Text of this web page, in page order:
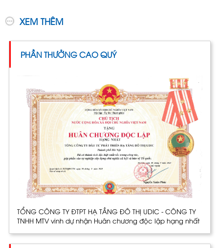
XEM THÊM
PHẦN THƯỞNG CAO QUÝ
TỔNG CÔNG TY ĐTPT HẠ TẦNG ĐÔ THỊ UDIC - CÔNG TY
TNHH MTV vinh dự nhận Huân chương độc lập hạng nhất